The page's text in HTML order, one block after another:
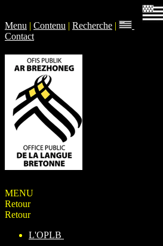
Menu | Contenu | Recherche |
Contact
MENU
Retour
Retour
L'OPLB